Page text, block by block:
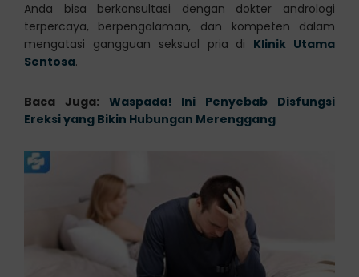
Anda bisa berkonsultasi dengan dokter andrologi
terpercaya, berpengalaman, dan kompeten dalam
mengatasi gangguan seksual pria di Klinik Utama
Sentosa.
Baca Juga: Waspada! Ini Penyebab Disfungsi
Ereksi yang Bikin Hubungan Merenggang